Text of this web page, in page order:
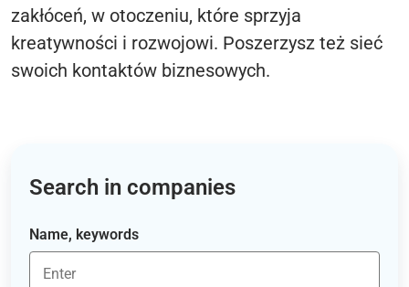
zakłóceń, w otoczeniu, które sprzyja
kreatywności i rozwojowi. Poszerzysz też sieć
swoich kontaktów biznesowych.
Search in companies
Name, keywords